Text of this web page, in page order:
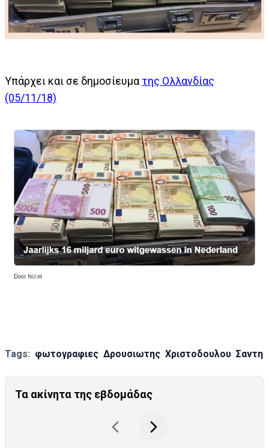
Υπάρχει και σε δημοσίευμα της Ολλανδίας
(05/11/18)
Tags: φωτογραφιες Δρουσιωτης Χριστοδουλου Σαντη
Τα ακίνητα της εβδομάδας